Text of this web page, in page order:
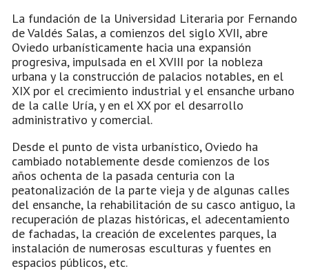
La fundación de la Universidad Literaria por Fernando
de Valdés Salas, a comienzos del siglo XVII, abre
Oviedo urbanísticamente hacia una expansión
progresiva, impulsada en el XVIII por la nobleza
urbana y la construcción de palacios notables, en el
XIX por el crecimiento industrial y el ensanche urbano
de la calle Uría, y en el XX por el desarrollo
administrativo y comercial.
Desde el punto de vista urbanístico, Oviedo ha
cambiado notablemente desde comienzos de los
años ochenta de la pasada centuria con la
peatonalización de la parte vieja y de algunas calles
del ensanche, la rehabilitación de su casco antiguo, la
recuperación de plazas históricas, el adecentamiento
de fachadas, la creación de excelentes parques, la
instalación de numerosas esculturas y fuentes en
espacios públicos, etc.